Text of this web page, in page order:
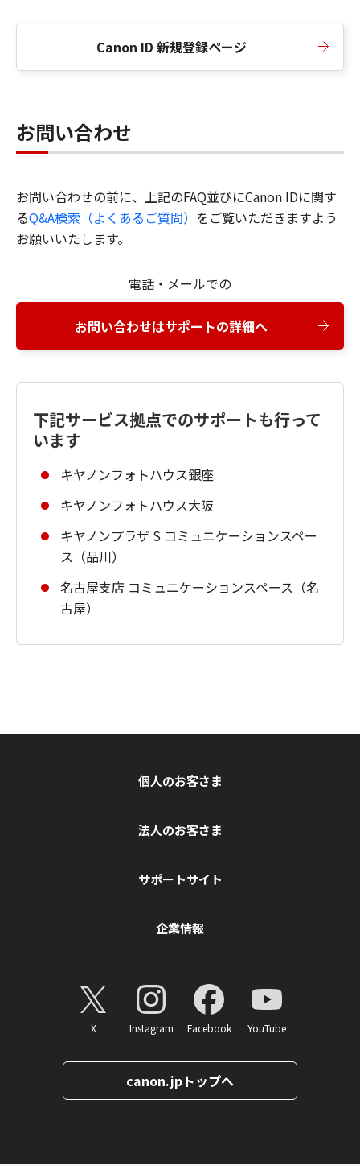
Canon ID 新規登録ページ
お問い合わせ
お問い合わせの前に、上記のFAQ並びにCanon IDに関す
るQ&A検索（よくあるご質問） をご覧いただきますよう
お願いいたします。
電話・メールでの
お問い合わせはサポートの詳細へ
下記サービス拠点でのサポートも行って
います
キヤノンフォトハウス銀座
キヤノンフォトハウス大阪
キヤノンプラザ S コミュニケーションスペー
ス（品川）
名古屋支店 コミュニケーションスペース（名
古屋）
個人のお客さま
法人のお客さま
サポートサイト
企業情報
X Instagram Facebook YouTube
canon.jpトップへ